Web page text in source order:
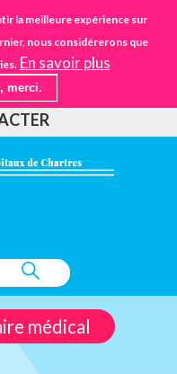
la meilleure expérience sur
nous considérerons que
En savoir plus
merci.
EHPAD
DON
médical